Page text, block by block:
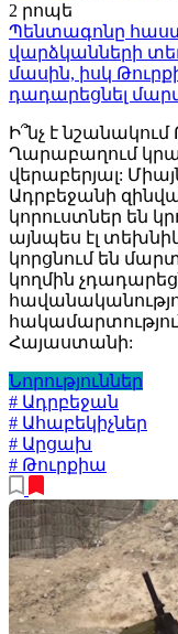
2 րոպե
Պենտագոնը
վարձկանների
մասին, իսկ
դադարեցնել
Ի՞նչ է
Ղարաբաղում
վերաբերյալ:
Ադրբեջանի
կորուստներ են
այնպես էլ
կորցնում են
կողմին
Հայաստանի:
Նորություններ
# Ադրբեջան
# Ահաբեկիչներ
# Արցախ
# Թուրքիա